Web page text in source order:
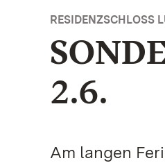
RESIDENZSCHLOSS
2.6.
Am langen